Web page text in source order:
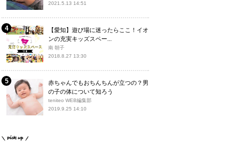
2021.5.13 14:51
【愛知】遊び場に迷ったらここ！イオ
ンの充実キッズスペー...
南 朝子
2018.8.27 13:30
赤ちゃんでもおちんちんが立つの？男
の子の体について知ろう
teniteo WEB編集部
2019.9.25 14:10